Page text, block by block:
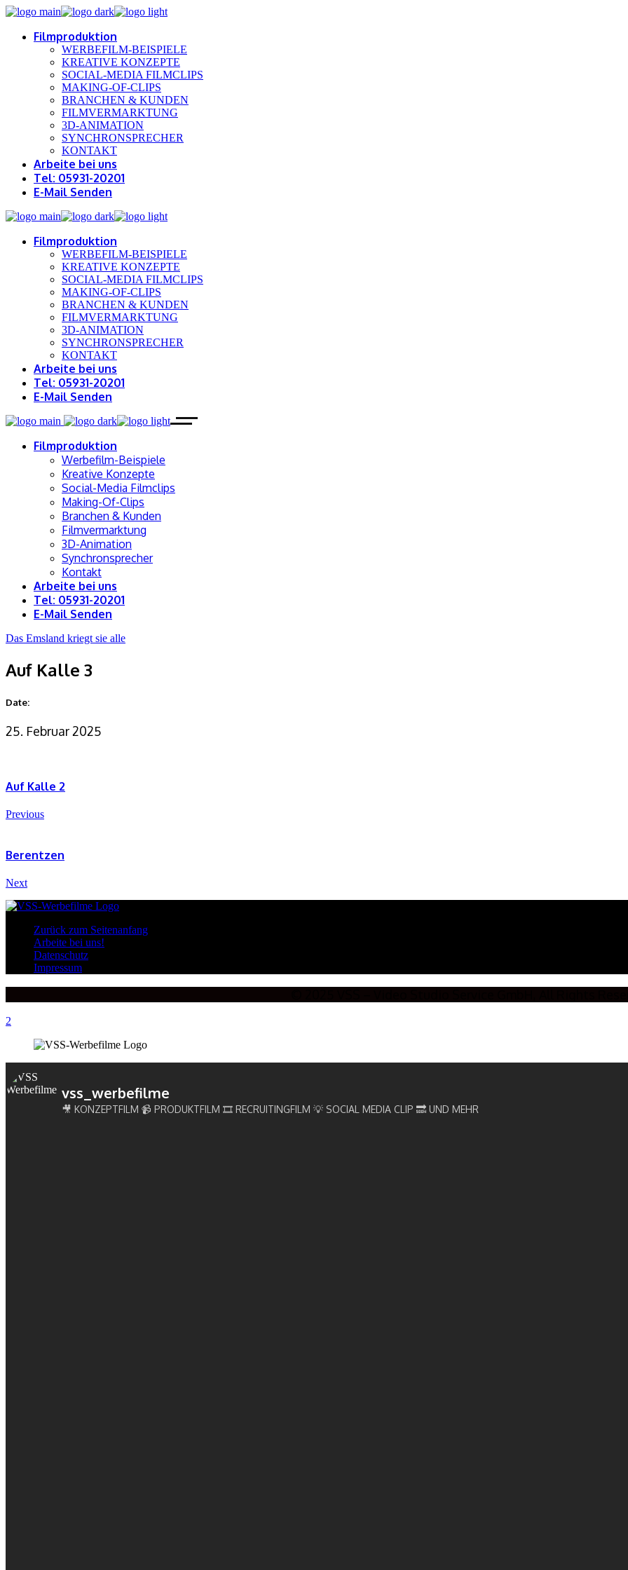
Filmproduktion
WERBEFILM-BEISPIELE
KREATIVE KONZEPTE
SOCIAL-MEDIA FILMCLIPS
MAKING-OF-CLIPS
BRANCHEN & KUNDEN
FILMVERMARKTUNG
3D-ANIMATION
SYNCHRONSPRECHER
KONTAKT
Arbeite bei uns
Tel: 05931-20201
E-Mail Senden
Filmproduktion
WERBEFILM-BEISPIELE
KREATIVE KONZEPTE
SOCIAL-MEDIA FILMCLIPS
MAKING-OF-CLIPS
BRANCHEN & KUNDEN
FILMVERMARKTUNG
3D-ANIMATION
SYNCHRONSPRECHER
KONTAKT
Arbeite bei uns
Tel: 05931-20201
E-Mail Senden
Filmproduktion
Werbefilm-Beispiele
Kreative Konzepte
Social-Media Filmclips
Making-Of-Clips
Branchen & Kunden
Filmvermarktung
3D-Animation
Synchronsprecher
Kontakt
Arbeite bei uns
Tel: 05931-20201
E-Mail Senden
Das Emsland kriegt sie alle
Auf Kalle 3
Date:
25. Februar 2025
Auf Kalle 2
Previous
Berentzen
Next
Zurück zum Seitenanfang
Arbeite bei uns!
Datenschutz
Impressum
vss_werbefilme
🎥 KONZEPTFILM 📹 PRODUKTFILM 🎞 RECRUITINGFILM 💡 SOCIAL MEDIA CLIP 🔜 UND MEHR